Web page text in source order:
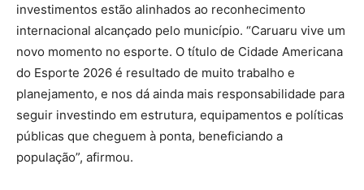
investimentos estão alinhados ao reconhecimento
internacional alcançado pelo município. “Caruaru vive um
novo momento no esporte. O título de Cidade Americana
do Esporte 2026 é resultado de muito trabalho e
planejamento, e nos dá ainda mais responsabilidade para
seguir investindo em estrutura, equipamentos e políticas
públicas que cheguem à ponta, beneficiando a
população”, afirmou.